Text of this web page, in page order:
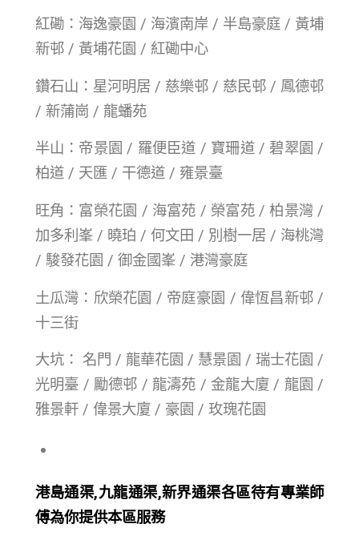
紅磡：海逸豪園 / 海濱南岸 / 半島豪庭 / 黃埔
新邨 / 黃埔花園 / 紅磡中心
鑽石山：星河明居 / 慈樂邨 / 慈民邨 / 鳳德邨
/ 新蒲崗 / 龍蟠苑
半山：帝景園 / 羅便臣道 / 寶珊道 / 碧翠園 /
柏道 / 天匯 / 干德道 / 雍景臺
旺角：富榮花園 / 海富苑 / 榮富苑 / 柏景灣 /
加多利峯 / 曉珀 / 何文田 / 別樹一居 / 海桃灣
/ 駿發花園 / 御金國峯 / 港灣豪庭
土瓜灣：欣榮花園 / 帝庭豪園 / 偉恆昌新邨 /
十三街
大坑： 名門 / 龍華花園 / 慧景園 / 瑞士花園 /
光明臺 / 勵德邨 / 龍濤苑 / 金龍大廈 / 龍園 /
雅景軒 / 偉景大廈 / 豪園 / 玫瑰花園
港島通渠,九龍通渠,新界通渠各區待有專業師
傅為你提供本區服務